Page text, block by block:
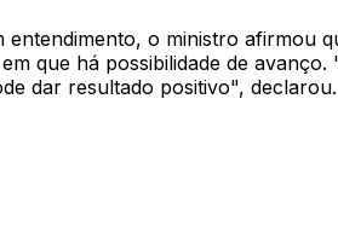
o ministro afirmou
que há possibilidade de avanço.
dar resultado positivo", declarou.